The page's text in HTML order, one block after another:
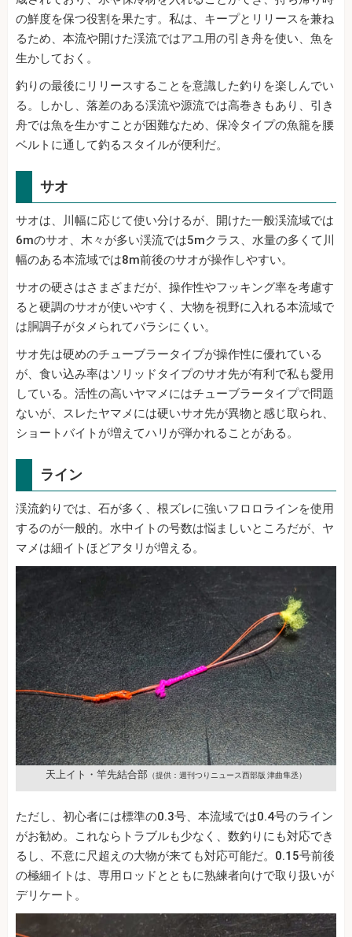
の鮮度を保つ役割を果たす。私は、キープとリリースを兼ね
るため、本流や開けた渓流ではアユ用の引き舟を使い、魚を
生かしておく。
釣りの最後にリリースすることを意識した釣りを楽しんでい
る。しかし、落差のある渓流や源流では高巻きもあり、引き
舟では魚を生かすことが困難なため、保冷タイプの魚籠を腰
ベルトに通して釣るスタイルが便利だ。
サオ
サオは、川幅に応じて使い分けるが、開けた一般渓流域では
6mのサオ、木々が多い渓流では5mクラス、水量の多くて川
幅のある本流域では8m前後のサオが操作しやすい。
サオの硬さはさまざまだが、操作性やフッキング率を考慮す
ると硬調のサオが使いやすく、大物を視野に入れる本流域で
は胴調子がタメられてバラシにくい。
サオ先は硬めのチューブラータイプが操作性に優れている
が、食い込み率はソリッドタイプのサオ先が有利で私も愛用
している。活性の高いヤマメにはチューブラータイプで問題
ないが、スレたヤマメには硬いサオ先が異物と感じ取られ、
ショートバイトが増えてハリが弾かれることがある。
ライン
渓流釣りでは、石が多く、根ズレに強いフロロラインを使用
するのが一般的。水中イトの号数は悩ましいところだが、ヤ
マメは細イトほどアタリが増える。
天上イト・竿先結合部 （提供：週刊つりニュース西部版 津曲隼丞）
ただし、初心者には標準の0.3号、本流域では0.4号のライン
がお勧め。これならトラブルも少なく、数釣りにも対応でき
るし、不意に尺超えの大物が来ても対応可能だ。0.15号前後
の極細イトは、専用ロッドとともに熟練者向けで取り扱いが
デリケート。